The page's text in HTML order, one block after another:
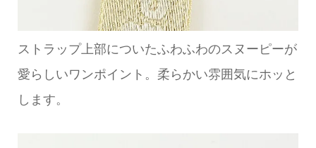
ストラップ上部についたふわふわのスヌーピーが
愛らしいワンポイント。柔らかい雰囲気にホッと
します。